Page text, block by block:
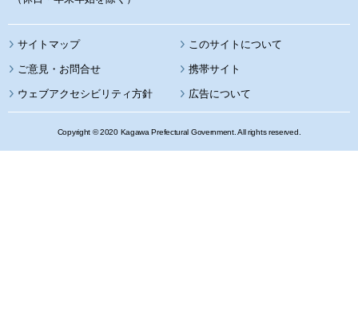
サイトマップ このサイトについて
携帯サイト
ウェブアクセシビリティ方針 広告について
Copyright © 2020 Kagawa Prefectural Government. All rights reserved.